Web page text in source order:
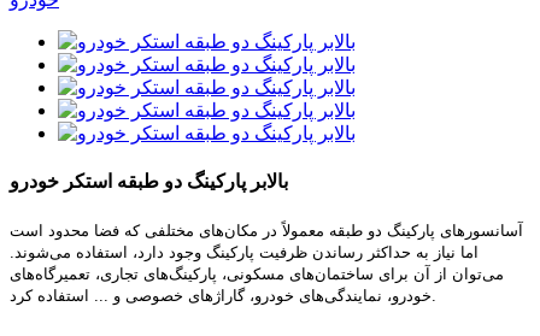
بالابر پارکینگ دو طبقه استکر خودرو
آسانسورهای پارکینگ دو طبقه معمولاً در مکان‌های مختلفی که فضا محدود است
اما نیاز به حداکثر رساندن ظرفیت پارکینگ وجود دارد، استفاده می‌شوند.
می‌توان از آن برای ساختمان‌های مسکونی، پارکینگ‌های تجاری، تعمیرگاه‌های